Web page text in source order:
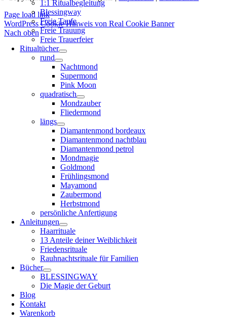
1:1 Ritualbegleitung
Blessingway
Freie Taufe
Freie Trauung
Freie Trauerfeier
Ritualtücher
rund
Nachtmond
Supermond
Pink Moon
quadratisch
Mondzauber
Fliedermond
längs
Diamantenmond bordeaux
Diamantenmond nachtblau
Diamantenmond petrol
Mondmagie
Goldmond
Frühlingsmond
Mayamond
Zaubermond
Herbstmond
persönliche Anfertigung
Anleitungen
Haarrituale
13 Anteile deiner Weiblichkeit
Friedensrituale
Rauhnachtsrituale für Familien
Bücher
BLESSINGWAY
Die Magie der Geburt
Blog
Kontakt
Warenkorb
Page load link
WordPress Cookie Hinweis von Real Cookie Banner
Nach oben